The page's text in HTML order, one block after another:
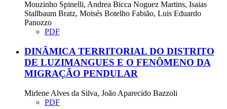
Mouzinho Spinelli, Andrea Bicca Noguez Martins, Isaias
Stallbaum Bratz, Moisés Botelho Fabião, Luis Eduardo
Panozzo
PDF
DINÂMICA TERRITORIAL DO DISTRITO
DE LUZIMANGUES E O FENÔMENO DA
MIGRAÇÃO PENDULAR
Mirlene Alves da Silva, João Aparecido Bazzoli
PDF